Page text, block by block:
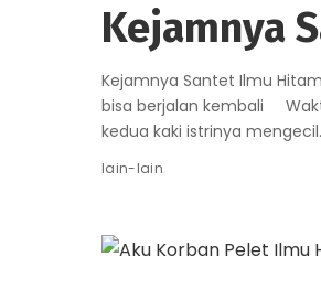
Kejamnya
Kejamnya Santet Ilmu
bisa berjalan kembali
kedua kaki istrinya
lain-lain